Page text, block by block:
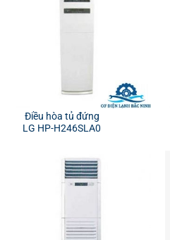
Điều hòa tủ đứng
LG HP-H246SLA0